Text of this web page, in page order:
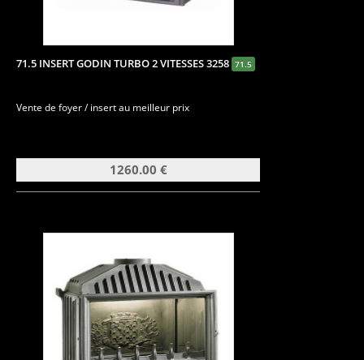
71.5 INSERT GODIN TURBO 2 VITESSES 3258 71.5
Vente de foyer / insert au meilleur prix
1260.00 €